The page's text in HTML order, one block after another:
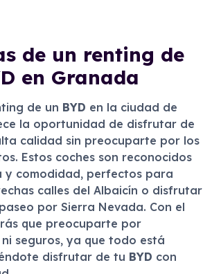
de un renting de
en Granada
de un BYD en la ciudad de
la oportunidad de disfrutar de
calidad sin preocuparte por los
Estos coches son reconocidos
y comodidad, perfectos para
calles del Albaicín o disfrutar
por Sierra Nevada. Con el
que preocuparte por
seguros, ya que todo está
disfrutar de tu BYD con